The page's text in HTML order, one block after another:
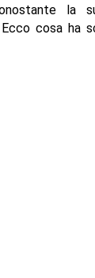
la
cosa ha